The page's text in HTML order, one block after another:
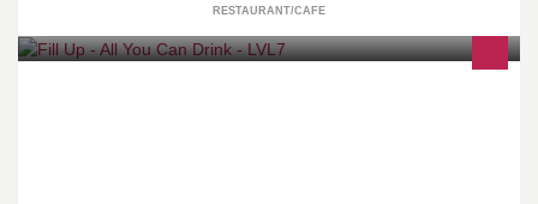
RESTAURANT/CAFE